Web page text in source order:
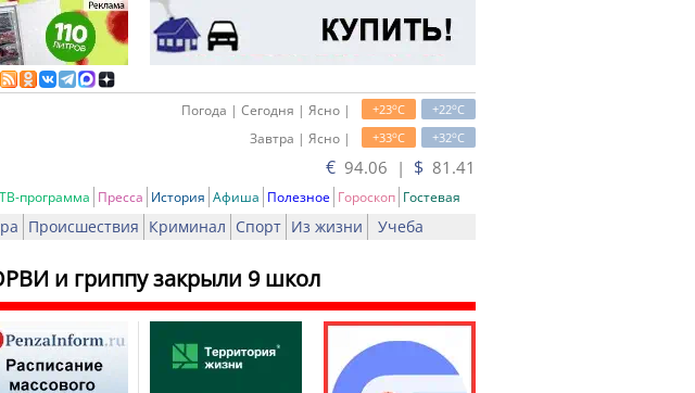
+22oC
+23oC
Погода | Сегодня | Ясно |
+32oC
+33oC
Завтра | Ясно |
€ 94.06 | $ 81.41
ТВ-программа Пресса История Афиша Полезное Гороскоп Гостевая
Происшествия Криминал Спорт Из жизни Учеба
и гриппу закрыли 9 школ
Печать